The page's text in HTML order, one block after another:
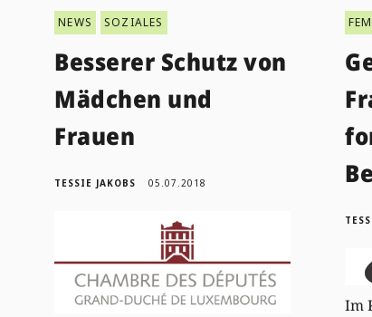
NEWS SOZIALES
Besserer Schutz von
Mädchen und
Frauen
TESSIE JAKOBS 05.07.2018
Im